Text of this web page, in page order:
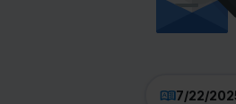
7/22/